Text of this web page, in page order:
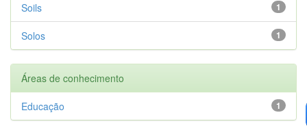
1
Soils
1
Solos
Áreas de conhecimento
1
Educação